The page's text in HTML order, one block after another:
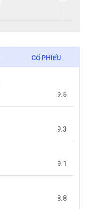
CỔ PHIẾU
9.5
9.3
9.1
8.8